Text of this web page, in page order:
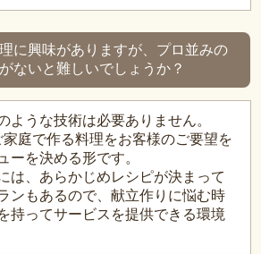
に興味がありますが、プロ並みの
ないと難しいでしょうか？
ような技術は必要ありません。
庭で作る料理をお客様のご要望を
ーを決める形です。
は、あらかじめレシピが決まって
ンもあるので、献立作りに悩む時
持ってサービスを提供できる環境